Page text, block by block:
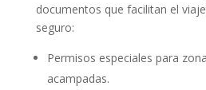
documentos que facilitan el
seguro:
Permisos especiales para
acampadas.